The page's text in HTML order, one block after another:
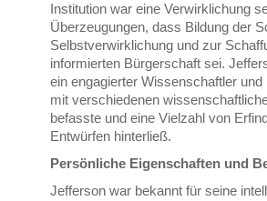
Institution war eine Verwirklichung
Überzeugungen, dass Bildung der
Selbstverwirklichung und zur
informierten Bürgerschaft sei.
ein engagierter Wissenschaftler
mit verschiedenen
befasste und eine Vielzahl von
Entwürfen hinterließ.
Persönliche Eigenschaften und
Jefferson war bekannt für seine